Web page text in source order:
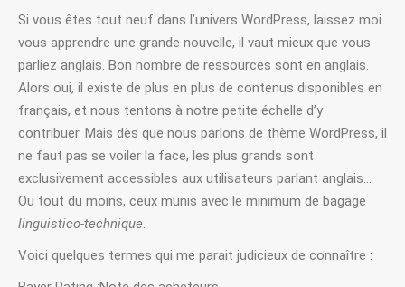
Si vous êtes tout neuf dans l’univers WordPress, laissez moi
vous apprendre une grande nouvelle, il vaut mieux que vous
parliez anglais. Bon nombre de ressources sont en anglais.
Alors oui, il existe de plus en plus de contenus disponibles en
français, et nous tentons à notre petite échelle d’y
contribuer. Mais dès que nous parlons de thème WordPress, il
ne faut pas se voiler la face, les plus grands sont
exclusivement accessibles aux utilisateurs parlant anglais…
Ou tout du moins, ceux munis avec le minimum de bagage
linguistico-technique.
Voici quelques termes qui me parait judicieux de connaître :